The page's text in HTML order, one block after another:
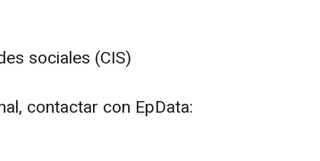
sociales (CIS)
contactar con EpData: